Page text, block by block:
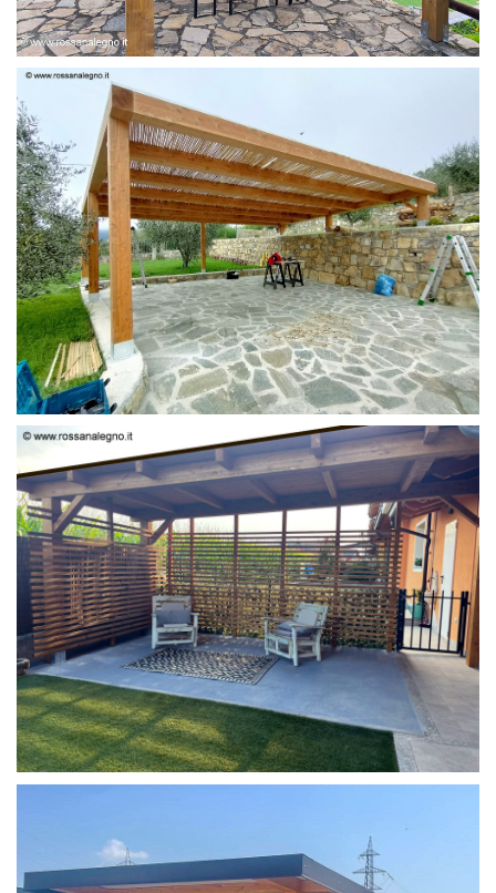
PERGOLA 6 X 3
COPERTURA MOBILE 2 AUTO